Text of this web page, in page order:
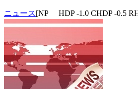
ニュース[NP HDP -1.0 CHDP -0.5